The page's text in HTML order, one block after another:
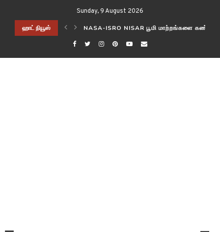
Sunday, 9 August 2026
ஹாட் நியூஸ்
விஞ்ஞானிகள்! NASA-ISRO NISAR பூமி மாற்றங்களை